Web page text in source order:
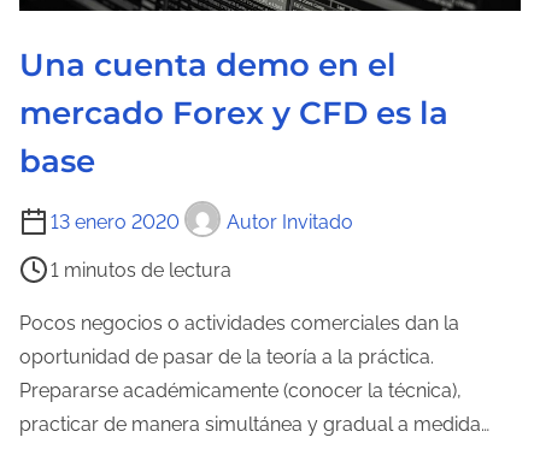
e
t
r
a
a
Una cuenta demo en el
mercado Forex y CFD es la
base
13 enero 2020 Autor Invitado
T
e
m
p
o
d
1 minutos de lectura
Pocos negocios o actividades comerciales dan la
oportunidad de pasar de la teoría a la práctica.
Prepararse académicamente (conocer la técnica),
practicar de manera simultánea y gradual a medida…